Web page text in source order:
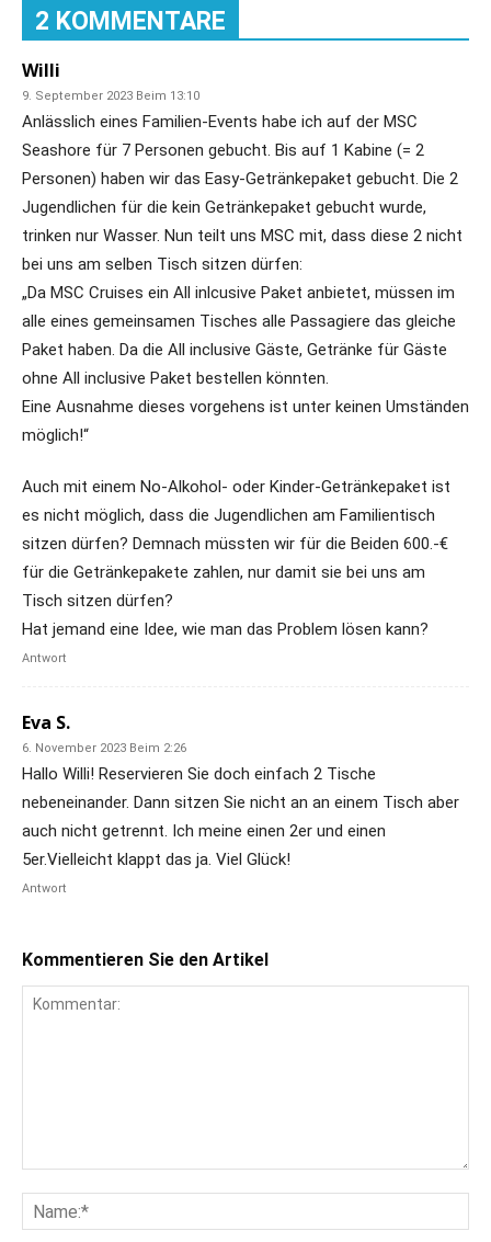
2 KOMMENTARE
Willi
9. September 2023 Beim 13:10
Anlässlich eines Familien-Events habe ich auf der MSC
Seashore für 7 Personen gebucht. Bis auf 1 Kabine (= 2
Personen) haben wir das Easy-Getränkepaket gebucht. Die 2
Jugendlichen für die kein Getränkepaket gebucht wurde,
trinken nur Wasser. Nun teilt uns MSC mit, dass diese 2 nicht
bei uns am selben Tisch sitzen dürfen:
„Da MSC Cruises ein All inlcusive Paket anbietet, müssen im
alle eines gemeinsamen Tisches alle Passagiere das gleiche
Paket haben. Da die All inclusive Gäste, Getränke für Gäste
ohne All inclusive Paket bestellen könnten.
Eine Ausnahme dieses vorgehens ist unter keinen Umständen
möglich!“
Auch mit einem No-Alkohol- oder Kinder-Getränkepaket ist
es nicht möglich, dass die Jugendlichen am Familientisch
sitzen dürfen? Demnach müssten wir für die Beiden 600.-€
für die Getränkepakete zahlen, nur damit sie bei uns am
Tisch sitzen dürfen?
Hat jemand eine Idee, wie man das Problem lösen kann?
Antwort
Eva S.
6. November 2023 Beim 2:26
Hallo Willi! Reservieren Sie doch einfach 2 Tische
nebeneinander. Dann sitzen Sie nicht an an einem Tisch aber
auch nicht getrennt. Ich meine einen 2er und einen
5er.Vielleicht klappt das ja. Viel Glück!
Antwort
Kommentieren Sie den Artikel